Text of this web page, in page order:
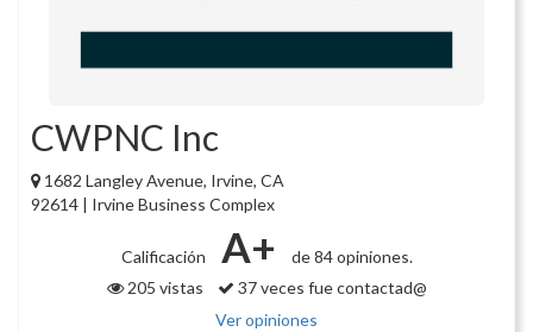
CWPNC Inc
1682 Langley Avenue, Irvine, CA
92614 | Irvine Business Complex
Calificación A+
de 84 opiniones.
205 vistas
37 veces fue contactad@
Ver opiniones